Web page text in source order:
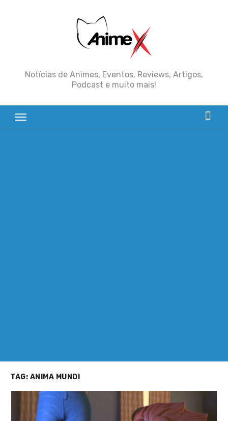
Notícias de Animes, Eventos, Reviews, Artigos,
Podcast e muito mais!
TAG: ANIMA MUNDI